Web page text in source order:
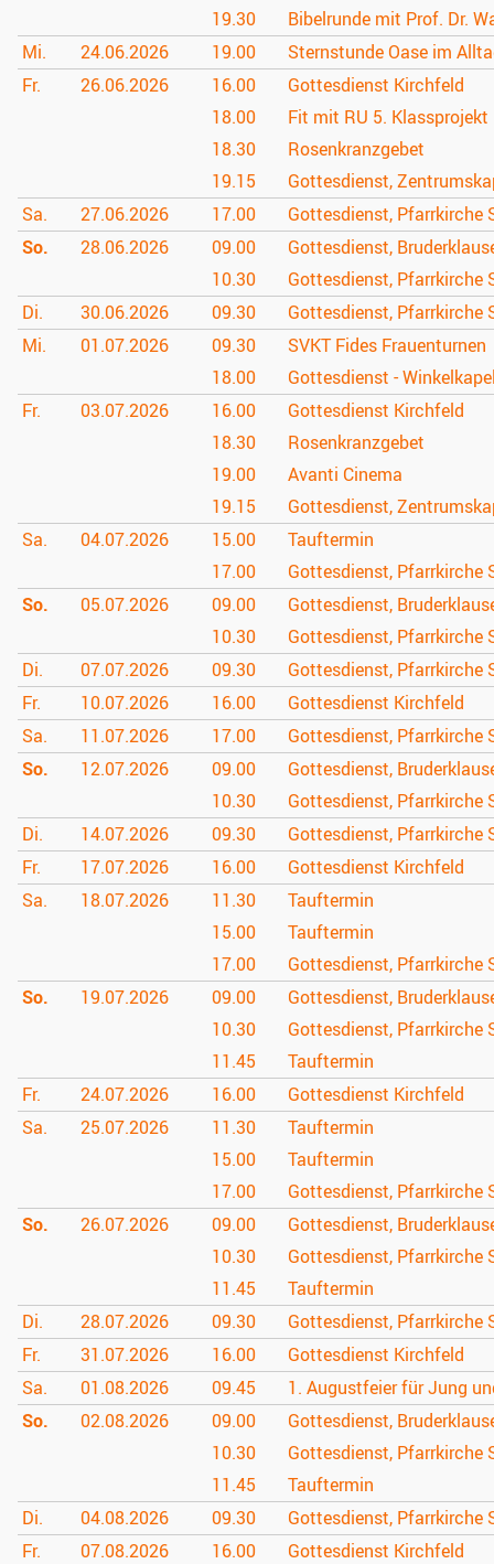
19.30
Bibelrunde mit Prof. Dr.
Mi.
24.06.2026 19.00
Sternstunde Oase im
Fr.
26.06.2026 16.00
Gottesdienst Kirchfeld
18.00
Fit mit RU 5. Klassprojekt
18.30
Rosenkranzgebet
19.15
Gottesdienst,
Sa.
27.06.2026 17.00
Gottesdienst, Pfarrkirche
So.
28.06.2026 09.00
Gottesdienst,
10.30
Gottesdienst, Pfarrkirche
Di.
30.06.2026 09.30
Gottesdienst, Pfarrkirche
Mi.
01.07.2026 09.30
SVKT Fides Frauenturnen
18.00
Gottesdienst -
Fr.
03.07.2026 16.00
Gottesdienst Kirchfeld
18.30
Rosenkranzgebet
19.00
Avanti Cinema
19.15
Gottesdienst,
Sa.
04.07.2026 15.00
Tauftermin
17.00
Gottesdienst, Pfarrkirche
So.
05.07.2026 09.00
Gottesdienst,
10.30
Gottesdienst, Pfarrkirche
Di.
07.07.2026 09.30
Gottesdienst, Pfarrkirche
Fr.
10.07.2026 16.00
Gottesdienst Kirchfeld
Sa.
11.07.2026 17.00
Gottesdienst, Pfarrkirche
So.
12.07.2026 09.00
Gottesdienst,
10.30
Gottesdienst, Pfarrkirche
Di.
14.07.2026 09.30
Gottesdienst, Pfarrkirche
Fr.
17.07.2026 16.00
Gottesdienst Kirchfeld
Sa.
18.07.2026 11.30
Tauftermin
15.00
Tauftermin
17.00
Gottesdienst, Pfarrkirche
So.
19.07.2026 09.00
Gottesdienst,
10.30
Gottesdienst, Pfarrkirche
11.45
Tauftermin
Fr.
24.07.2026 16.00
Gottesdienst Kirchfeld
Sa.
25.07.2026 11.30
Tauftermin
15.00
Tauftermin
17.00
Gottesdienst, Pfarrkirche
So.
26.07.2026 09.00
Gottesdienst,
10.30
Gottesdienst, Pfarrkirche
11.45
Tauftermin
Di.
28.07.2026 09.30
Gottesdienst, Pfarrkirche
Fr.
31.07.2026 16.00
Gottesdienst Kirchfeld
Sa.
01.08.2026 09.45
1. Augustfeier für Jung
So.
02.08.2026 09.00
Gottesdienst,
10.30
Gottesdienst, Pfarrkirche
11.45
Tauftermin
Di.
04.08.2026 09.30
Gottesdienst, Pfarrkirche
Fr.
07.08.2026 16.00 Gottesdienst Kirchfeld